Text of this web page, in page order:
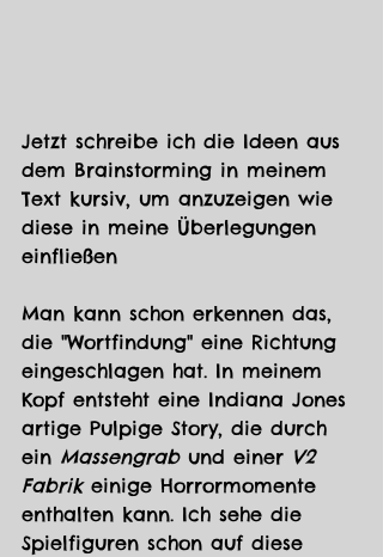
Jetzt schreibe ich die Ideen aus
dem Brainstorming in meinem
Text kursiv, um anzuzeigen wie
diese in meine Überlegungen
einfließen
Man kann schon erkennen das,
die "Wortfindung" eine Richtung
eingeschlagen hat. In meinem
Kopf entsteht eine Indiana Jones
artige Pulpige Story, die durch
ein Massengrab und einer V2
Fabrik einige Horrormomente
enthalten kann. Ich sehe die
Spielfiguren schon auf diese